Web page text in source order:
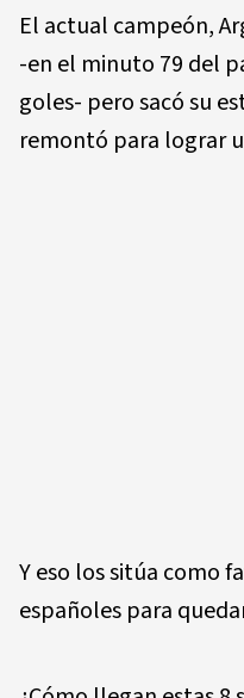
El actual campeón,
-en el minuto 79 del
goles- pero sacó su
remontó para lograr
Y eso los sitúa como
españoles para